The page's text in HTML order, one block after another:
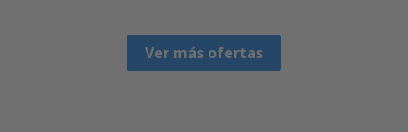
Ver más ofertas